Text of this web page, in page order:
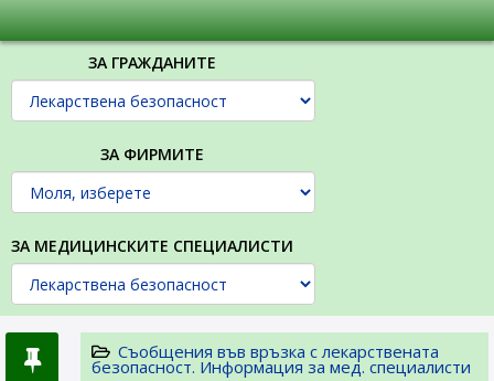
ЗА ГРАЖДАНИТЕ
ЗА ФИРМИТЕ
ЗА МЕДИЦИНСКИТЕ СПЕЦИАЛИСТИ
Съобщения във връзка с лекарствената
безопасност. Информация за мед. специалисти